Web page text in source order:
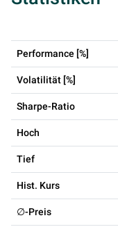
Performance [%]
Volatilität [%]
Sharpe-Ratio
Hoch
Tief
Hist. Kurs
∅-Preis